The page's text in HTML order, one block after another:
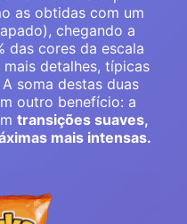
as obtidas com um
chegando a
das cores da escala
mais detalhes, típicas
soma destas duas
outro benefício: a
transições suaves,
mais intensas.